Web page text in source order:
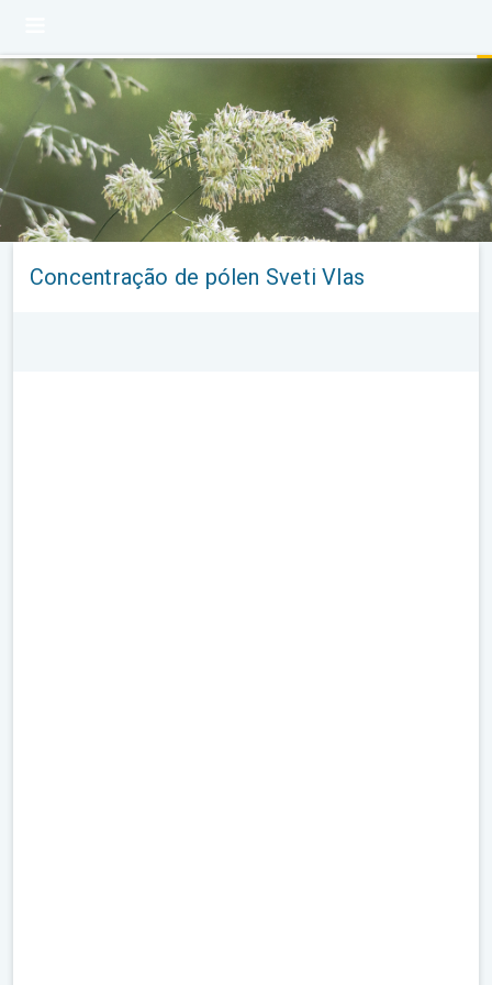
Concentração de pólen Sveti Vlas